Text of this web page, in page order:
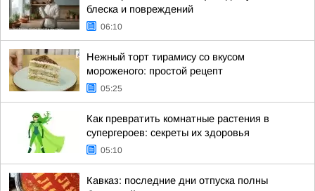
блеска и повреждений
06:10
Нежный торт тирамису со вкусом
мороженого: простой рецепт
05:25
Как превратить комнатные растения в
супергероев: секреты их здоровья
05:10
Кавказ: последние дни отпуска полны